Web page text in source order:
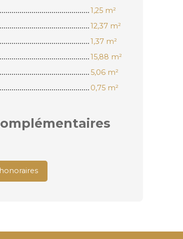
1,25 m²
12,37 m²
1,37 m²
15,88 m²
5,06 m²
0,75 m²